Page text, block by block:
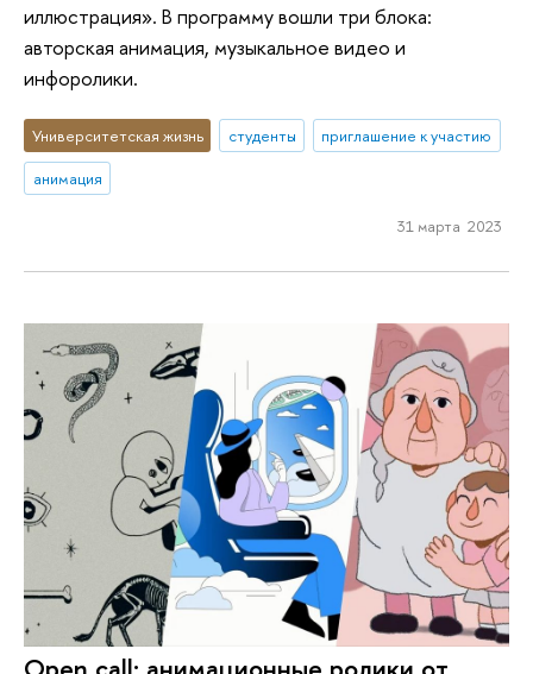
иллюстрация». В программу вошли три блока:
авторская анимация, музыкальное видео и
инфоролики.
Университетская жизнь студенты
приглашение к участию
анимация
31 марта 2023